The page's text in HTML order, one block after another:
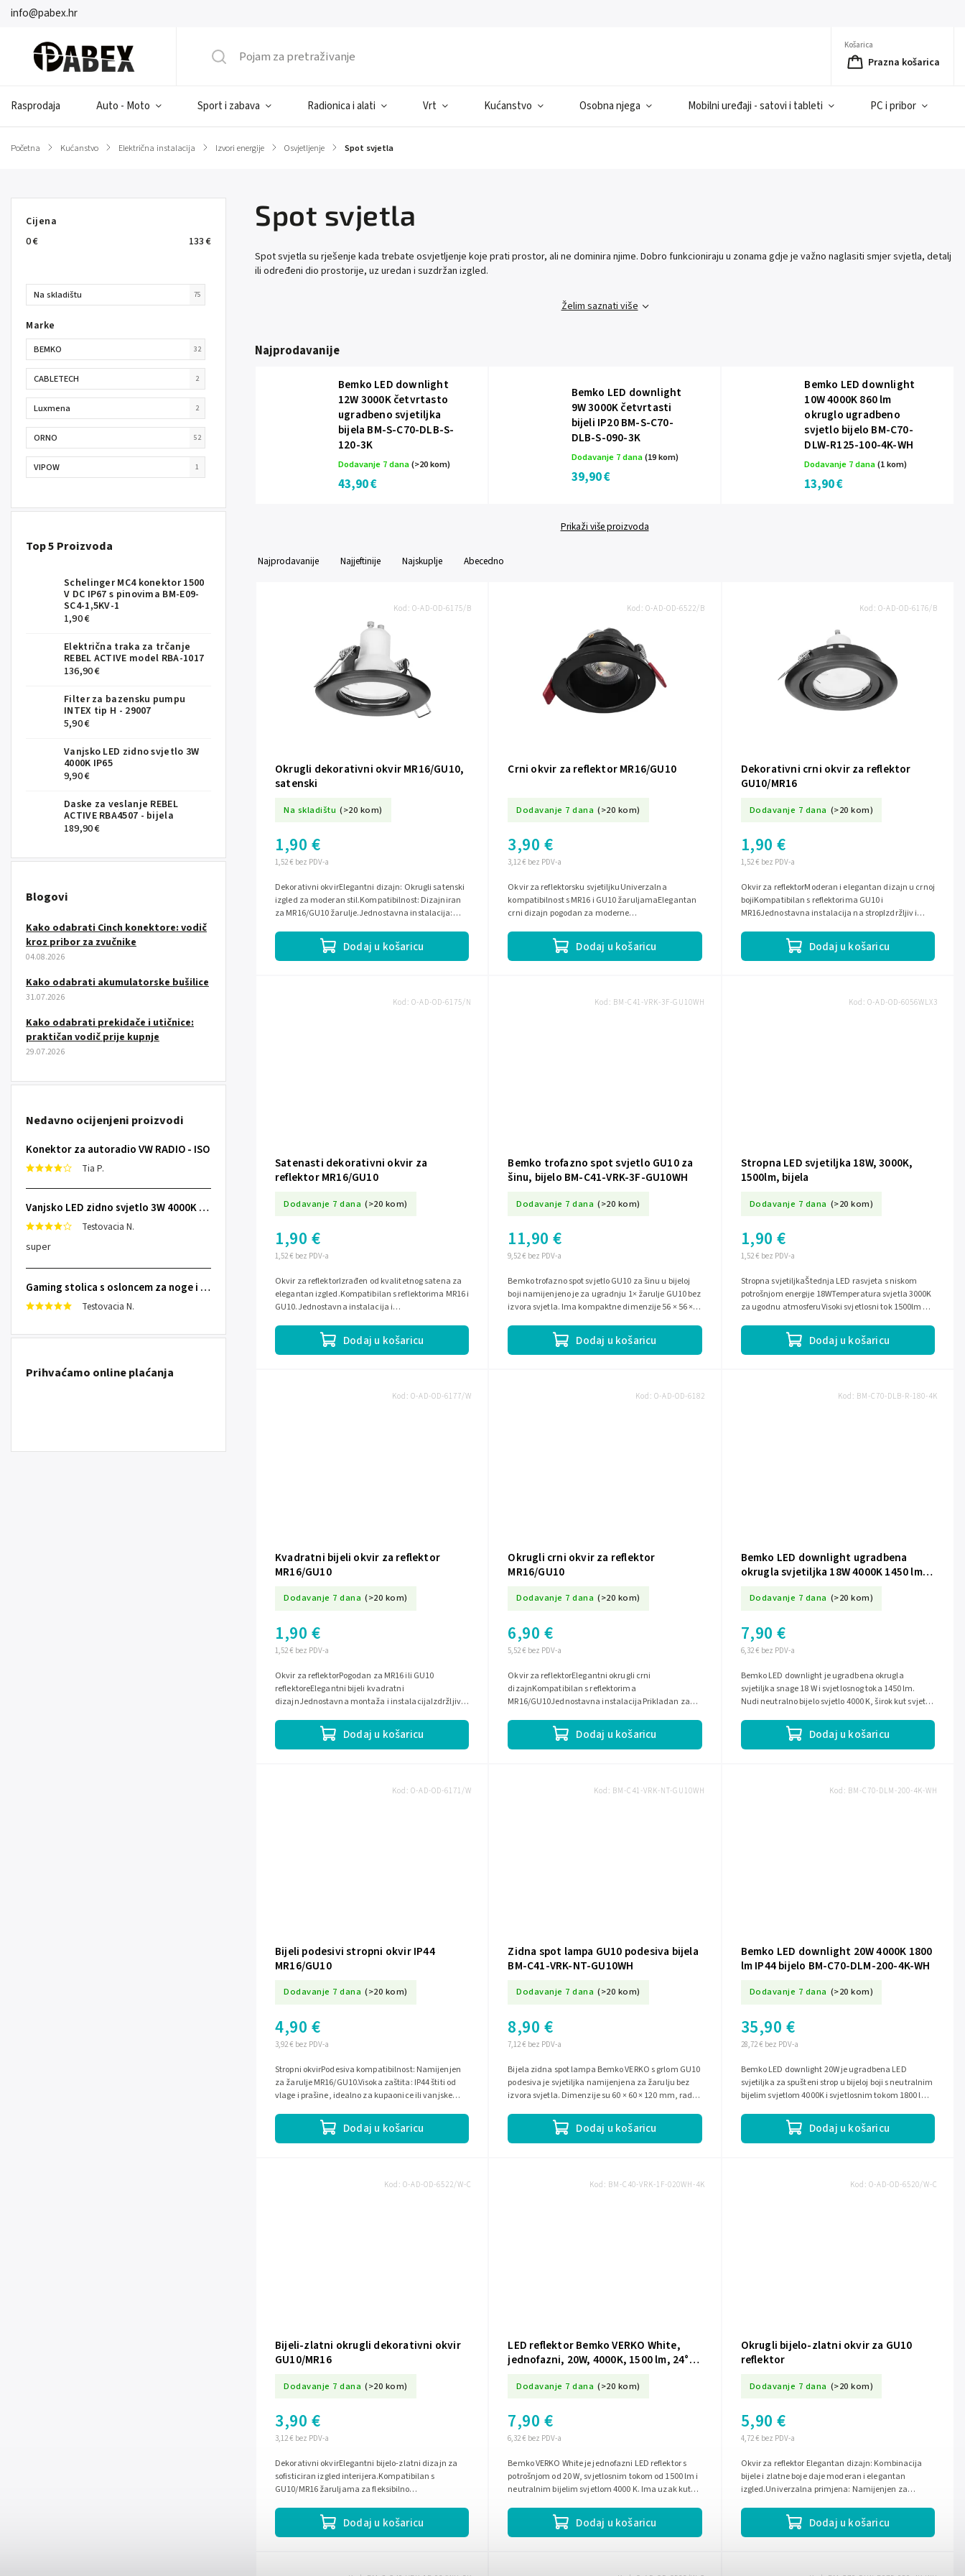
info@pabex.hr
Košarica
Prazna košarica
Rasprodaja Auto - Moto Sport i zabava Radionica i alati Vrt Kućanstvo Osobna njega Mobilni uređaji - satovi i tableti PC i pribor
Početna / Kućanstvo / Električna instalacija / Izvori energije / Osvjetljenje / Spot svjetla
Cijena
0€ 133€
Na skladištu 75
Marke
BEMKO 32
CABLETECH 2
Luxmena 2
ORNO 52
VIPOW 1
Top 5 Proizvoda
Schelinger MC4 konektor 1500
V DC IP67 s pinovima BM-E09-
SC4-1,5KV-1
1,90 €
Električna traka za trčanje
REBEL ACTIVE model RBA-1017
136,90 €
Filter za bazensku pumpu
INTEX tip H - 29007
5,90 €
Vanjsko LED zidno svjetlo 3W
4000K IP65
9,90 €
Daske za veslanje REBEL
ACTIVE RBA4507 - bijela
189,90 €
Blogovi
Kako odabrati Cinch konektore: vodič
kroz pribor za zvučnike
04.08.2026
Kako odabrati akumulatorske bušilice
31.07.2026
Kako odabrati prekidače i utičnice:
praktičan vodič prije kupnje
29.07.2026
Nedavno ocijenjeni proizvodi
Konektor za autoradio VW RADIO - ISO
Tia P.
Vanjsko LED zidno svjetlo 3W 4000K IP65
Testovacia N.
super
Gaming stolica s osloncem za noge i školjkastim sjedalom Specter Sofotel
Testovacia N.
Prihvaćamo online plaćanja
Spot svjetla
Spot svjetla su rješenje kada trebate osvjetljenje koje prati prostor, ali ne dominira njime. Dobro funkcioniraju u zonama gdje je važno naglasiti smjer svjetla, detalj
ili određeni dio prostorije, uz uredan i suzdržan izgled.
Želim saznati više
Najprodavanije
Bemko LED downlight
12W 3000K četvrtasto
ugradbeno svjetiljka
bijela BM-S-C70-DLB-S-
120-3K
Dodavanje 7 dana(>20 kom)
43,90 €
Bemko LED downlight
9W 3000K četvrtasti
bijeli IP20 BM-S-C70-
DLB-S-090-3K
Dodavanje 7 dana(19 kom)
39,90 €
Bemko LED downlight
10W 4000K 860 lm
okruglo ugradbeno
svjetlo bijelo BM-C70-
DLW-R125-100-4K-WH
Dodavanje 7 dana(1 kom)
13,90 €
Prikaži više proizvoda
Najprodavanije Najjeftinije Najskuplje Abecedno
Okrugli dekorativni okvir MR16/GU10,
satenski
Na skladištu (>20 kom)
1,52 € bez PDV-a
1,90 €
Dodaj u košaricu
Dekorativni okvirElegantni dizajn: Okrugli satenski
izgled za moderan stil.Kompatibilnost: Dizajniran
za MR16/GU10 žarulje.Jednostavna instalacija:
Kod:O-AD-OD-6175/B
Crni okvir za reflektor MR16/GU10
Dodavanje 7 dana (>20 kom)
3,12 € bez PDV-a
3,90 €
Dodaj u košaricu
Okvir za reflektorsku svjetiljkuUniverzalna
kompatibilnost s MR16 i GU10 žaruljamaElegantan
crni dizajn pogodan za moderne
Kod: O-AD-OD-6522/B
Dekorativni crni okvir za reflektor
GU10/MR16
Dodavanje 7 dana (>20 kom)
1,52 € bez PDV-a
1,90 €
Dodaj u košaricu
Okvir za reflektorModeran i elegantan dizajn u crnoj
bojiKompatibilan s reflektorima GU10 i
MR16Jednostavna instalacija na stropIzdržljiv i
Kod: O-AD-OD-6176/B
Satenasti dekorativni okvir za
reflektor MR16/GU10
Dodavanje 7 dana (>20 kom)
1,52 € bez PDV-a
1,90 €
Dodaj u košaricu
Okvir za reflektorIzrađen od kvalitetnog satena za
elegantan izgled.Kompatibilan s reflektorima MR16 i
GU10.Jednostavna instalacija i
Kod:O-AD-OD-6175/N
Bemko trofazno spot svjetlo GU10 za
šinu, bijelo BM-C41-VRK-3F-GU10WH
Dodavanje 7 dana (>20 kom)
9,52 € bez PDV-a
11,90 €
Dodaj u košaricu
Bemko trofazno spot svjetlo GU10 za šinu u bijeloj
boji namijenjeno je za ugradnju 1× žarulje GU10 bez
izvora svjetla. Ima kompaktne dimenzije 56 × 56 ×
Kod: BM-C41-VRK-3F-GU10WH
Stropna LED svjetiljka 18W, 3000K,
1500lm, bijela
Dodavanje 7 dana (>20 kom)
1,52 € bez PDV-a
1,90 €
Dodaj u košaricu
Stropna svjetiljkaŠtednja LED rasvjeta s niskom
potrošnjom energije 18WTemperatura svjetla 3000K
za ugodnu atmosferuVisoki svjetlosni tok 1500lm za
Kod: O-AD-OD-6056WLX3
Kvadratni bijeli okvir za reflektor
MR16/GU10
Dodavanje 7 dana (>20 kom)
1,52 € bez PDV-a
1,90 €
Dodaj u košaricu
Okvir za reflektorPogodan za MR16 ili GU10
reflektoreElegantni bijeli kvadratni
dizajnJednostavna montaža i instalacijaIzdržljiv i
Kod:O-AD-OD-6177/W
Okrugli crni okvir za reflektor
MR16/GU10
Dodavanje 7 dana (>20 kom)
5,52 € bez PDV-a
6,90 €
Dodaj u košaricu
Okvir za reflektorElegantni okrugli crni
dizajnKompatibilan s reflektorima
MR16/GU10Jednostavna instalacijaPrikladan za
Kod: O-AD-OD-6182
Bemko LED downlight ugradbena
okrugla svjetiljka 18W 4000K 1450 lm
Dodavanje 7 dana (>20 kom)
6,32 € bez PDV-a
7,90 €
Dodaj u košaricu
Bemko LED downlight je ugradbena okrugla
svjetiljka snage 18 W i svjetlosnog toka 1450 lm.
Nudi neutralno bijelo svjetlo 4000 K, širok kut svjetla
Kod: BM-C70-DLB-R-180-4K
Bijeli podesivi stropni okvir IP44
MR16/GU10
Dodavanje 7 dana (>20 kom)
3,92 € bez PDV-a
4,90 €
Dodaj u košaricu
Stropni okvirPodesiva kompatibilnost: Namijenjen
za žarulje MR16/GU10.Visoka zaštita: IP44 štiti od
vlage i prašine, idealno za kupaonice ili vanjske
Kod:O-AD-OD-6171/W
Zidna spot lampa GU10 podesiva bijela
BM-C41-VRK-NT-GU10WH
Dodavanje 7 dana (>20 kom)
7,12 € bez PDV-a
8,90 €
Dodaj u košaricu
Bijela zidna spot lampa Bemko VERKO s grlom GU10
podesiva je svjetiljka namijenjena za žarulju bez
izvora svjetla. Dimenzije su 60 × 60 × 120 mm, radi
Kod: BM-C41-VRK-NT-GU10WH
Bemko LED downlight 20W 4000K 1800
lm IP44 bijelo BM-C70-DLM-200-4K-WH
Dodavanje 7 dana (>20 kom)
28,72 € bez PDV-a
35,90 €
Dodaj u košaricu
Bemko LED downlight 20W je ugradbena LED
svjetiljka za spušteni strop u bijeloj boji s neutralnim
bijelim svjetlom 4000K i svjetlosnim tokom 1800 lm.
Kod: BM-C70-DLM-200-4K-WH
Bijeli-zlatni okrugli dekorativni okvir
GU10/MR16
Dodavanje 7 dana (>20 kom)
3,12 € bez PDV-a
3,90 €
Dodaj u košaricu
Dekorativni okvirElegantni bijelo-zlatni dizajn za
sofisticiran izgled interijera.Kompatibilan s
GU10/MR16 žaruljama za fleksibilno
Kod:O-AD-OD-6522/W-C
LED reflektor Bemko VERKO White,
jednofazni, 20W, 4000K, 1500 lm, 24°
Dodavanje 7 dana (>20 kom)
6,32 € bez PDV-a
7,90 €
Dodaj u košaricu
Bemko VERKO White je jednofazni LED reflektor s
potrošnjom od 20 W, svjetlosnim tokom od 1500 lm i
neutralnim bijelim svjetlom 4000 K. Ima uzak kut
Kod: BM-C40-VRK-1F-020WH-4K
Okrugli bijelo-zlatni okvir za GU10
reflektor
Dodavanje 7 dana (>20 kom)
4,72 € bez PDV-a
5,90 €
Dodaj u košaricu
Okvir za reflektor Elegantan dizajn: Kombinacija
bijele i zlatne boje daje moderan i elegantan
izgled.Univerzalna primjena: Namijenjen za
Kod: O-AD-OD-6520/W-C